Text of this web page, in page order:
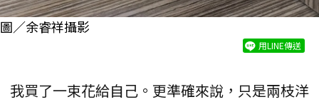
圖／余睿祥攝影
用LINE傳送
我買了一束花給自己。更準確來說，只是兩枝洋